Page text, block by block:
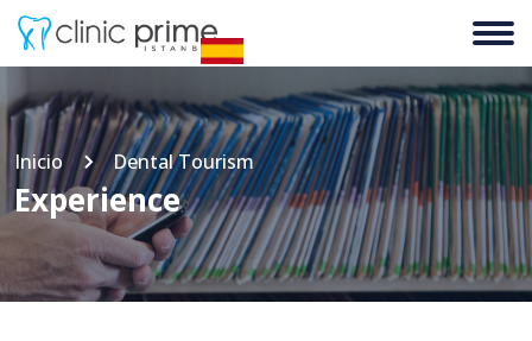
Inicio Dental Tourism
Experience